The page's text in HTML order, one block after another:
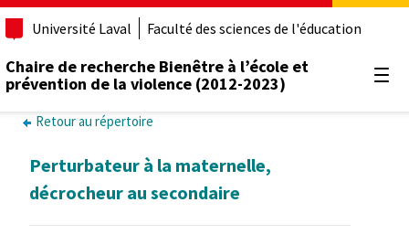
Université Laval Faculté des sciences de l'éducation
Chaire de recherche Bienêtre à l’école et
prévention de la violence (2012-2023)
Retour au répertoire
Perturbateur à la maternelle,
décrocheur au secondaire